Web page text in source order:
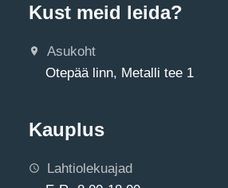
Kust meid leida?
Asukoht
Otepää linn, Metalli tee 1
Kauplus
Lahtiolekuajad